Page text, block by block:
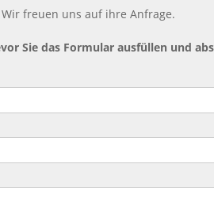
freuen uns auf ihre Anfrage.
Sie das Formular ausfüllen und